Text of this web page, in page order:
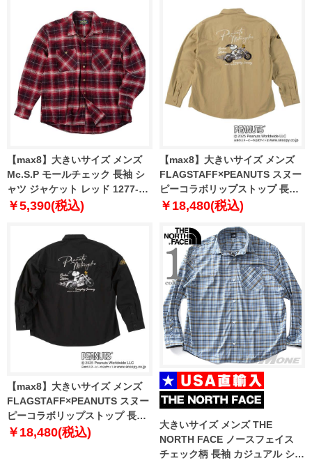
【max8】大きいサイズ メンズ
Mc.S.P モールチェック 長袖 シ
ャツ ジャケット レッド 1277-
5331-3 3L 4L 5L 6L 8L
￥5,390(税込)
【max8】大きいサイズ メンズ
FLAGSTAFF×PEANUTS スヌー
ピーコラボリップストップ 長袖
シャツ ベージュ 1277-5335-1 3L
￥18,480(税込)
【max8】大きいサイズ メンズ
FLAGSTAFF×PEANUTS スヌー
ピーコラボリップストップ 長袖
シャツ ブラック 1277-5335-2 3L
￥18,480(税込)
大きいサイズ メンズ THE
NORTH FACE ノースフェイス
チェック柄 長袖 カジュアル シャ